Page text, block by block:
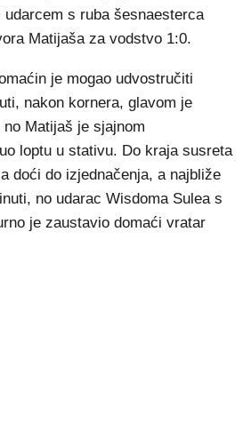
s ruba šesnaesterca
Matijaša za vodstvo 1:0.
je mogao udvostručiti
nakon kornera, glavom je
Matijaš je sjajnom
loptu u stativu. Do kraja susreta
doći do izjednačenja, a najbliže
no udarac Wisdoma Sulea s
je zaustavio domaći vratar